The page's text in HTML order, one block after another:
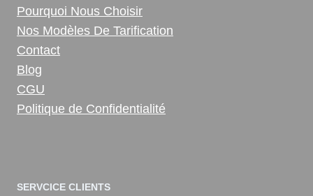
Pourquoi Nous Choisir
Nos Modèles De Tarification
Contact
Blog
CGU
Politique de Confidentialité
SERVCICE CLIENTS